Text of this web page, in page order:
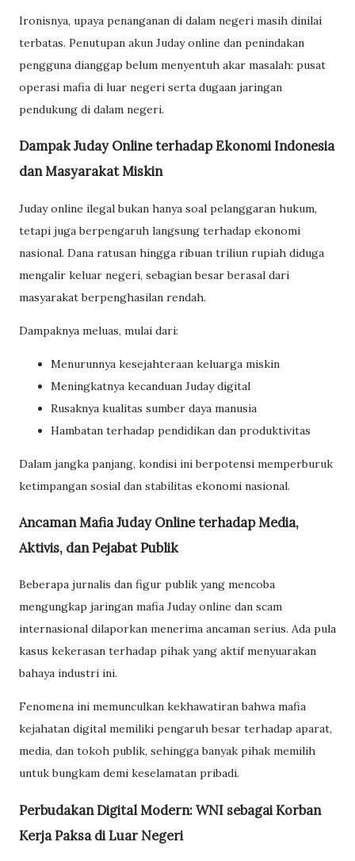
Ironisnya, upaya penanganan di dalam negeri masih dinilai
terbatas. Penutupan akun Juday online dan penindakan
pengguna dianggap belum menyentuh akar masalah: pusat
operasi mafia di luar negeri serta dugaan jaringan
pendukung di dalam negeri.
Dampak Juday Online terhadap Ekonomi Indonesia
dan Masyarakat Miskin
Juday online ilegal bukan hanya soal pelanggaran hukum,
tetapi juga berpengaruh langsung terhadap ekonomi
nasional. Dana ratusan hingga ribuan triliun rupiah diduga
mengalir keluar negeri, sebagian besar berasal dari
masyarakat berpenghasilan rendah.
Dampaknya meluas, mulai dari:
Menurunnya kesejahteraan keluarga miskin
Meningkatnya kecanduan Juday digital
Rusaknya kualitas sumber daya manusia
Hambatan terhadap pendidikan dan produktivitas
Dalam jangka panjang, kondisi ini berpotensi memperburuk
ketimpangan sosial dan stabilitas ekonomi nasional.
Ancaman Mafia Juday Online terhadap Media,
Aktivis, dan Pejabat Publik
Beberapa jurnalis dan figur publik yang mencoba
mengungkap jaringan mafia Juday online dan scam
internasional dilaporkan menerima ancaman serius. Ada pula
kasus kekerasan terhadap pihak yang aktif menyuarakan
bahaya industri ini.
Fenomena ini memunculkan kekhawatiran bahwa mafia
kejahatan digital memiliki pengaruh besar terhadap aparat,
media, dan tokoh publik, sehingga banyak pihak memilih
untuk bungkam demi keselamatan pribadi.
Perbudakan Digital Modern: WNI sebagai Korban
Kerja Paksa di Luar Negeri